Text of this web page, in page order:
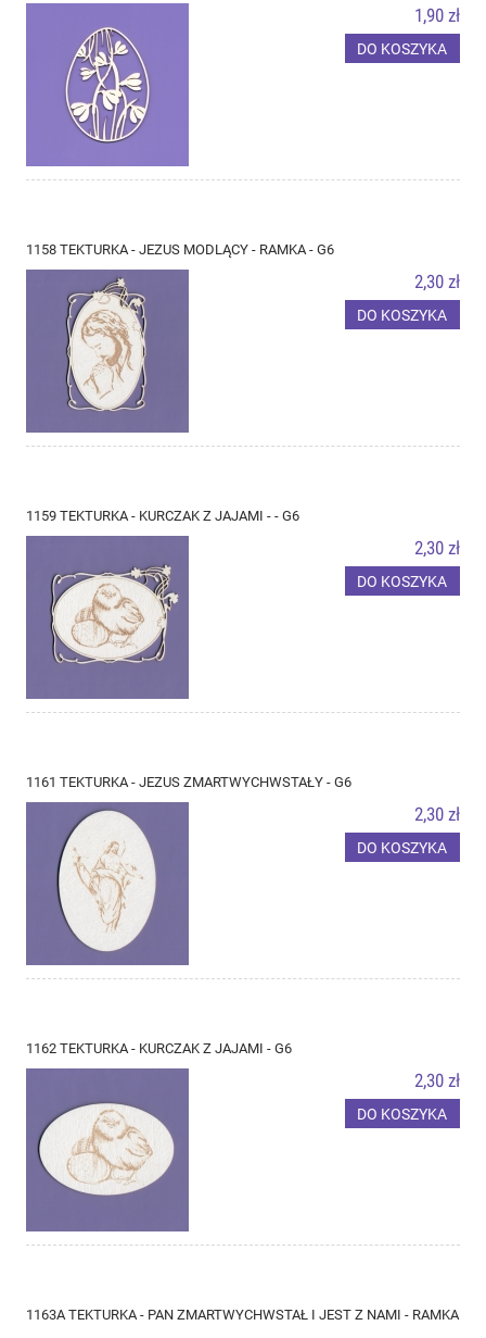
1,90 zł
DO KOSZYKA
1158 TEKTURKA - JEZUS MODLĄCY - RAMKA - G6
2,30 zł
DO KOSZYKA
1159 TEKTURKA - KURCZAK Z JAJAMI - - G6
2,30 zł
DO KOSZYKA
1161 TEKTURKA - JEZUS ZMARTWYCHWSTAŁY - G6
2,30 zł
DO KOSZYKA
1162 TEKTURKA - KURCZAK Z JAJAMI - G6
2,30 zł
DO KOSZYKA
1163A TEKTURKA - PAN ZMARTWYCHWSTAŁ I JEST Z NAMI - RAMKA